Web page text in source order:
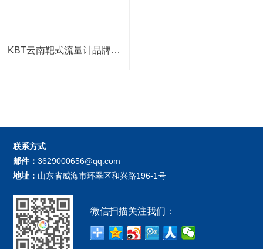
KBT云南靶式流量计品牌厂家
联系方式
邮件：3629000656@qq.com
地址： 山东省威海市环翠区和兴路196-1号
微信扫描关注我们：